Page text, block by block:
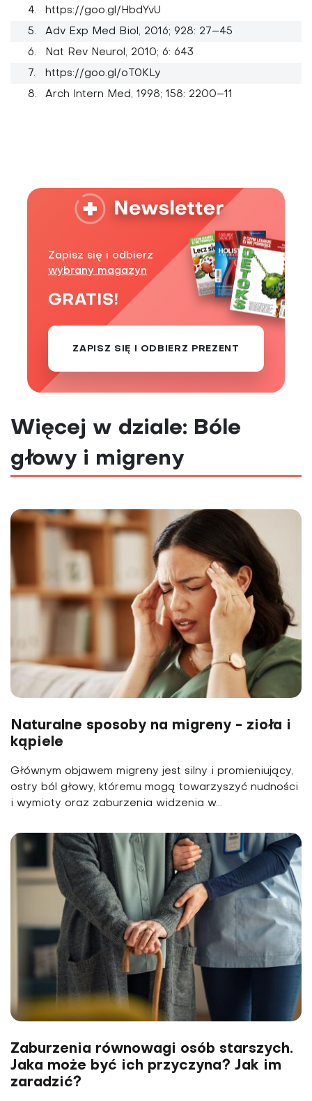
https://goo.gl/HbdYvU
Adv Exp Med Biol, 2016; 928: 27–45
Nat Rev Neurol, 2010; 6: 643
https://goo.gl/oT0KLy
Arch Intern Med, 1998; 158: 2200–11
Zapisz się i odbierz
wybrany magazyn
GRATIS!
ZAPISZ SIĘ I ODBIERZ PREZENT
Więcej w dziale: Bóle
głowy i migreny
Naturalne sposoby na migreny - zioła i
kąpiele
Głównym objawem migreny jest silny i promieniujący,
ostry ból głowy, któremu mogą towarzyszyć nudności
i wymioty oraz zaburzenia widzenia w...
Zaburzenia równowagi osób starszych.
Jaka może być ich przyczyna? Jak im
zaradzić?